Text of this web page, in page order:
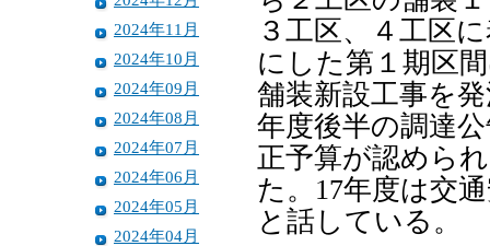
2024年11月
2024年10月
2024年09月
2024年08月
2024年07月
2024年06月
2024年05月
2024年04月
３工区、４工区
にした第１期区
舗装新設工事を
年度後半の調達
正予算が認めら
た。17年度は交
と話している。